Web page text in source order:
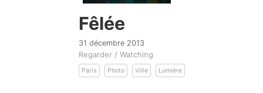
Fêlée
31 décembre 2013
Regarder / Watching
Paris Photo Ville Lumière